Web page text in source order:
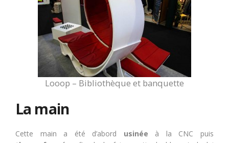
Looop – Bibliothèque et banquette
La main
Cette main a été d’abord usinée à la CNC puis